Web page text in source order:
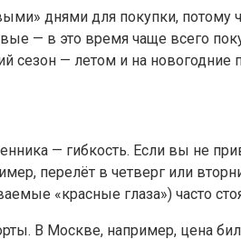
днями для покупки, потому
— в это время чаще всего
сезон — летом и на
— гибкость. Если вы не
перелёт в четверг или
«красные глаза») часто
В Москве, например, цена